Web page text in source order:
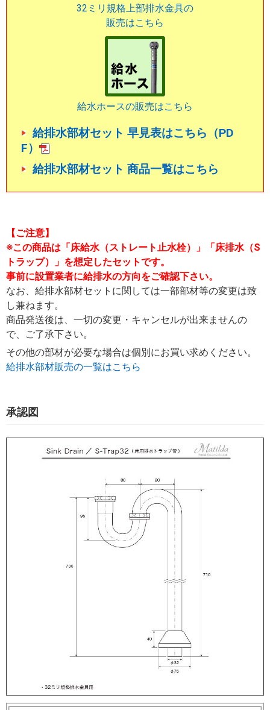
32ミリ規格上部排水金具の
販売はこちら
給水ホースの販売はこちら
給排水部材セット 早見表はこちら（PD
F）
給排水部材セット 商品一覧はこちら
【ご注意】
※この商品は「床給水（ストレート止水栓）」「床排水（S
トラップ）」を想定したセットです。
事前に設置業者に給排水の方向をご確認下さい。
なお、給排水部材セットに関しては一部部材等の変更は致
し兼ねます。
商品発送後は、一切の変更・キャンセルが出来ませんの
で、ご了承下さい。
その他の部材が必要な場合は個別にお買い求めください。
給排水部材販売の一覧はこちら
承認図